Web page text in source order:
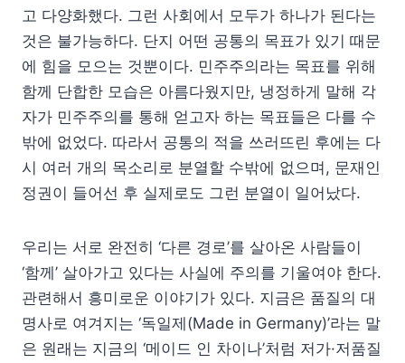
고 다양화했다. 그런 사회에서 모두가 하나가 된다는
것은 불가능하다. 단지 어떤 공통의 목표가 있기 때문
에 힘을 모으는 것뿐이다. 민주주의라는 목표를 위해
함께 단합한 모습은 아름다웠지만, 냉정하게 말해 각
자가 민주주의를 통해 얻고자 하는 목표들은 다를 수
밖에 없었다. 따라서 공통의 적을 쓰러뜨린 후에는 다
시 여러 개의 목소리로 분열할 수밖에 없으며, 문재인
정권이 들어선 후 실제로도 그런 분열이 일어났다.
우리는 서로 완전히 ‘다른 경로’를 살아온 사람들이
‘함께’ 살아가고 있다는 사실에 주의를 기울여야 한다.
관련해서 흥미로운 이야기가 있다. 지금은 품질의 대
명사로 여겨지는 ‘독일제(Made in Germany)’라는 말
은 원래는 지금의 ‘메이드 인 차이나’처럼 저가·저품질